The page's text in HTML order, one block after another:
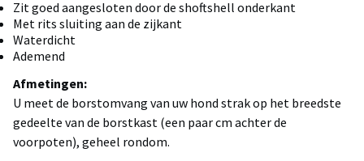
Zit goed aangesloten door de shoftshell onderkant
Met rits sluiting aan de zijkant
Waterdicht
Ademend
Afmetingen:
U meet de borstomvang van uw hond strak op het breedste
gedeelte van de borstkast (een paar cm achter de
voorpoten), geheel rondom.